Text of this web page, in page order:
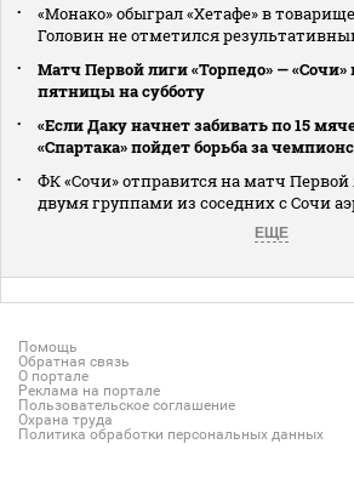
«Монако» обыграл «Хетафе» в
Головин не отметился
Матч Первой лиги «Торпедо» — «Сочи»
пятницы на субботу
«Если Даку начнет забивать по 15
«Спартака» пойдет борьба за
ФК «Сочи» отправится на матч
двумя группами из соседних с Сочи
ЕЩЕ
Помощь
Обратная связь
О портале
Реклама на портале
Пользовательское соглашение
Охрана труда
Политика обработки персональных данных